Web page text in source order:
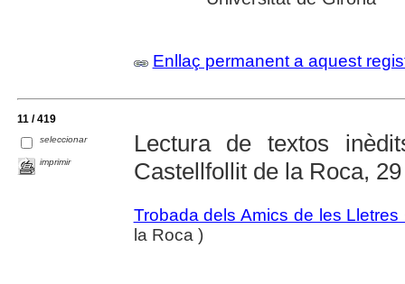
Enllaç permanent a aquest
11 / 419
seleccionar
imprimir
Lectura de textos
Castellfollit de la Roca,
Trobada dels Amics de les Lletres
la Roca )